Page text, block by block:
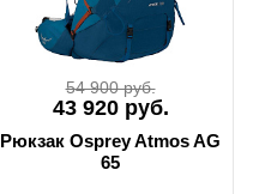
54 900 руб.
43 920 руб.
Рюкзак Osprey Atmos AG
65